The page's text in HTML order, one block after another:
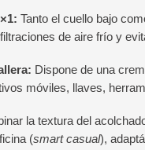
Tanto el cuello bajo
de aire frío y
Dispone de una
móviles, llaves,
la textura del
(smart casual),